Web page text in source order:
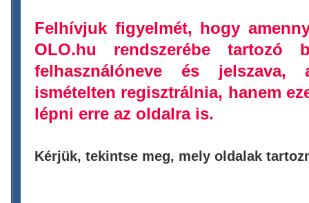
Felhívjuk figyelmét, hogy
OLO.hu rendszerébe tartozó
felhasználóneve és jelszava,
ismételten regisztrálnia, hanem
lépni erre az oldalra is.
Kérjük, tekintse meg, mely oldalak